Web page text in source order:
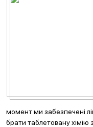
момент ми забезпечені
брати таблетовану хімію